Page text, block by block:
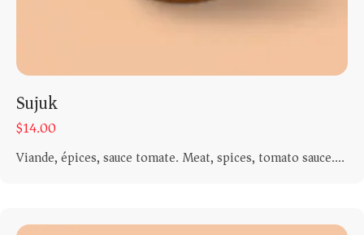
Sujuk
$14.00
Viande, épices, sauce tomate. Meat, spices, tomato sauce....